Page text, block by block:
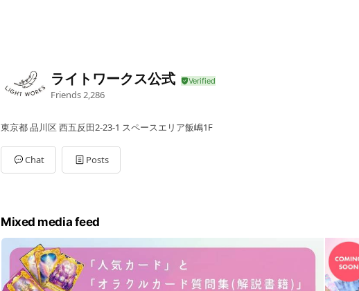
ライトワークス公式
Friends 2,286
東京都 品川区 西五反田2-23-1 スペースエリア飯嶋1F
Chat Posts
Mixed media feed